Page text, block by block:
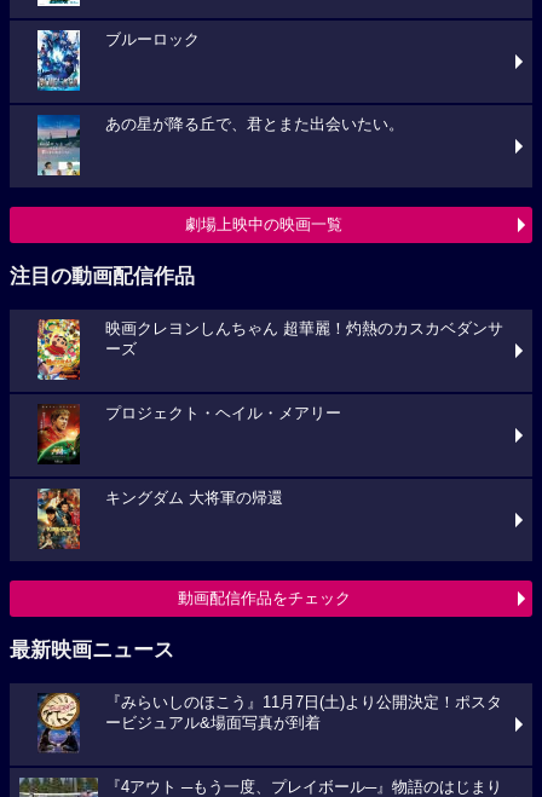
ブルーロック
あの星が降る丘で、君とまた出会いたい。
劇場上映中の映画一覧
注目の動画配信作品
映画クレヨンしんちゃん 超華麗！灼熱のカスカベダンサ
ーズ
プロジェクト・ヘイル・メアリー
キングダム 大将軍の帰還
動画配信作品をチェック
最新映画ニュース
『みらいしのほこう』11月7日(土)より公開決定！ポスタ
ービジュアル&場面写真が到着
『4アウト ─もう一度、プレイボール─』物語のはじまり